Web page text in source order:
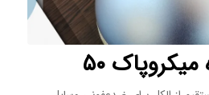
۵۰